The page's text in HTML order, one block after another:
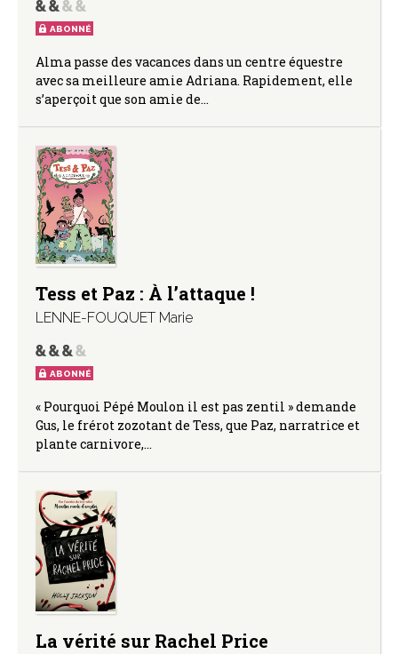
ABONNÉ
Alma passe des vacances dans un centre équestre
avec sa meilleure amie Adriana. Rapidement, elle
s’aperçoit que son amie de…
Tess et Paz : À l’attaque !
LENNE-FOUQUET Marie
ABONNÉ
« Pourquoi Pépé Moulon il est pas zentil » demande
Gus, le frérot zozotant de Tess, que Paz, narratrice et
plante carnivore,…
La vérité sur Rachel Price